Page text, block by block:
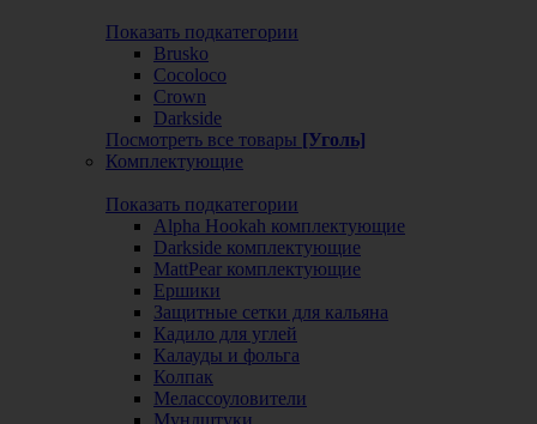
Показать подкатегории
Brusko
Cocoloco
Crown
Darkside
Посмотреть все товары [Уголь]
Комплектующие
Показать подкатегории
Alpha Hookah комплектующие
Darkside комплектующие
MattPear комплектующие
Ершики
Защитные сетки для кальяна
Кадило для углей
Калауды и фольга
Колпак
Мелассоуловители
Мундштуки